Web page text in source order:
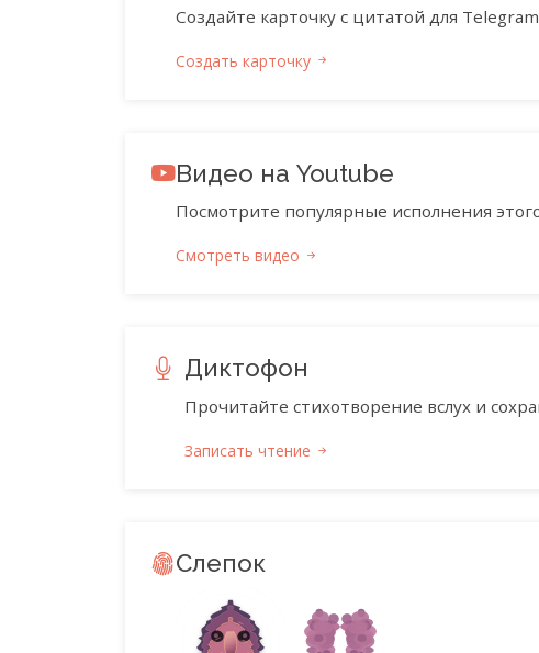
Создайте карточку с цитатой для
Создать карточку
Видео на Youtube
Посмотрите популярные исполнения
Смотреть видео
Диктофон
Прочитайте стихотворение вслух и
Записать чтение
Слепок